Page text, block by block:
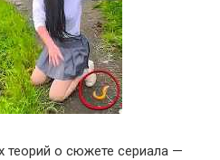
теорий о сюжете сериала —